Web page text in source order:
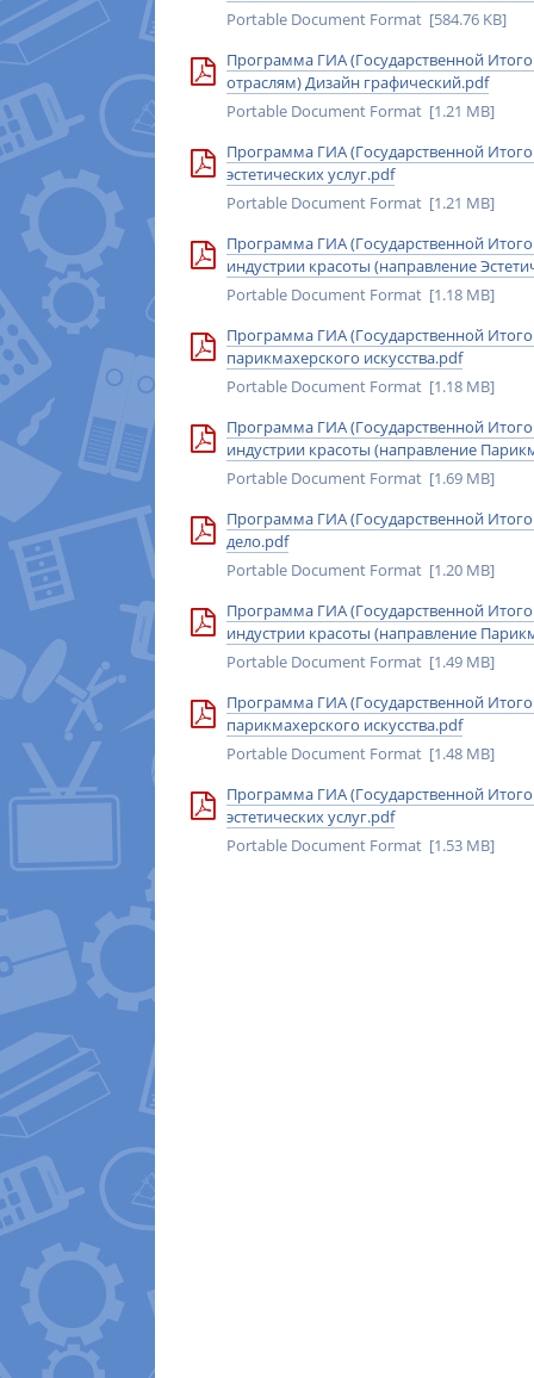
Portable Document Format [584.76 KB]
Программа ГИА (Государственной
отраслям) Дизайн графический.pdf
Portable Document Format [1.21 MB]
Программа ГИА (Государственной
эстетических услуг.pdf
Portable Document Format [1.21 MB]
Программа ГИА (Государственной
индустрии красоты (направление
Portable Document Format [1.18 MB]
Программа ГИА (Государственной
парикмахерского искусства.pdf
Portable Document Format [1.18 MB]
Программа ГИА (Государственной
индустрии красоты (направление
Portable Document Format [1.69 MB]
Программа ГИА (Государственной
дело.pdf
Portable Document Format [1.20 MB]
Программа ГИА (Государственной
индустрии красоты (направление
Portable Document Format [1.49 MB]
Программа ГИА (Государственной
парикмахерского искусства.pdf
Portable Document Format [1.48 MB]
Программа ГИА (Государственной
эстетических услуг.pdf
Portable Document Format [1.53 MB]